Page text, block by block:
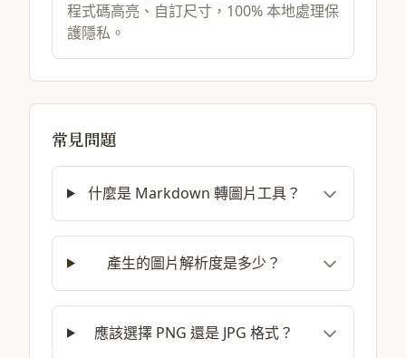
程式碼高亮、自訂尺寸，100% 本地處理保
護隱私。
常見問題
什麼是 Markdown 轉圖片工具？
產生的圖片解析度是多少？
應該選擇 PNG 還是 JPG 格式？